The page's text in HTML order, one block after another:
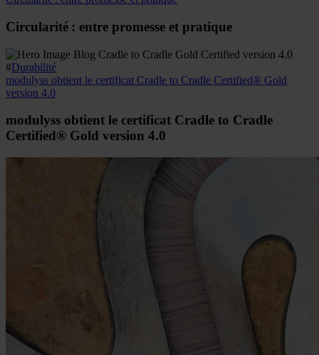
Circularité : entre promesse et pratique
#Durabilité
modulyss obtient le certificat Cradle to Cradle Certified® Gold
version 4.0
modulyss obtient le certificat Cradle to Cradle
Certified® Gold version 4.0